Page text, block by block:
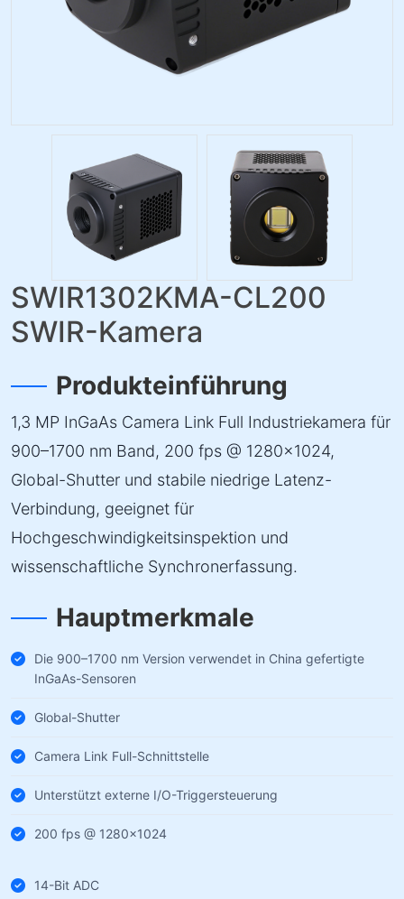
SWIR1302KMA-CL200
SWIR-Kamera
Produkteinführung
1,3 MP InGaAs Camera Link Full Industriekamera für
900–1700 nm Band, 200 fps @ 1280×1024,
Global-Shutter und stabile niedrige Latenz-
Verbindung, geeignet für
Hochgeschwindigkeitsinspektion und
wissenschaftliche Synchronerfassung.
Hauptmerkmale
Die 900–1700 nm Version verwendet in China gefertigte
InGaAs-Sensoren
Global-Shutter
Camera Link Full-Schnittstelle
Unterstützt externe I/O-Triggersteuerung
200 fps @ 1280×1024
14-Bit ADC